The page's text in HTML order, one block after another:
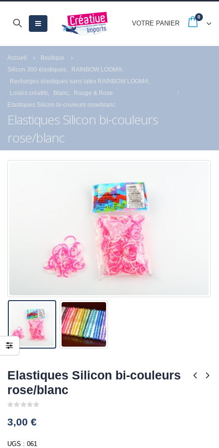
VOTRE PANIER
0
Accueil
Boutique
Silicon 300 élastiques
RAINBOW LOOM®
Recharges élastiques sans latex RAINBOW LOOM®
Loisirs créatifs
Blanc
Rouge & Rose
Elastiques Silicon bi-couleurs rose/blanc
Elastiques Silicon bi-couleurs
rose/blanc
Elastiques Silicon bi-couleurs
rose/blanc
out
of
3,00 €
UGS : 061